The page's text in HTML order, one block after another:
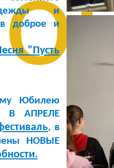
и
доброе и
"Пусть
Юбилею
В АПРЕЛЕ
, в
НОВЫЕ